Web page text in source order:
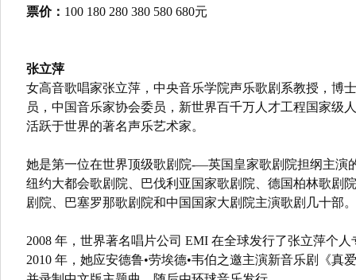
票价： 100 180 280 380 580 680元
张立萍
女高音歌唱家张立萍，中央音乐学院声乐歌剧系教授，博
员，中国音乐家协会委员，新世界百千万人才工程国家级
活跃于世界的著名声乐艺术家。
她是第一位在世界顶级歌剧院-—英国皇家歌剧院担纲主演
纽约大都会歌剧院、巴伐利亚国家歌剧院、德国柏林歌剧
剧院、巴塞罗那歌剧院和中国国家大剧院主演歌剧几十部。
2008 年，世界著名唱片公司 EMI 在全球发行了张立萍个
2010 年，她应安德鲁•劳埃德•韦伯之邀主演新音乐剧《真